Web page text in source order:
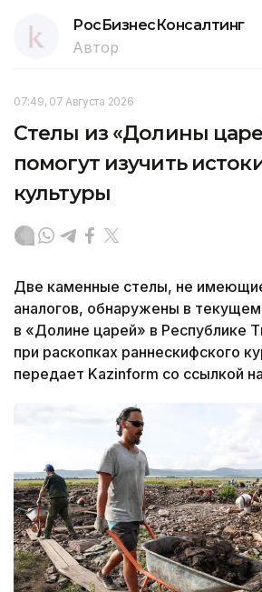
РосБизнесКонсалтинг
Автор
07:49, 07 Августа 2026
Стелы из «Долины
помогут изучить
культуры
Две каменные стелы, не
аналогов, обнаружены в
в «Долине царей» в Республике
при раскопках раннескифского
передает Kazinform со ссылкой на